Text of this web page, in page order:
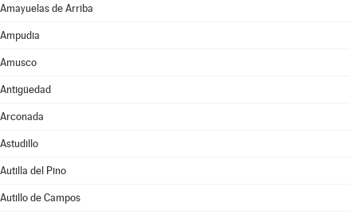
Amayuelas de Arriba
Ampudia
Amusco
Antigüedad
Arconada
Astudillo
Autilla del Pino
Autillo de Campos